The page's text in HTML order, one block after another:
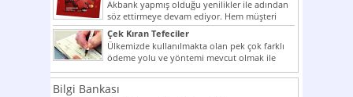
Akbank yapmış olduğu yenilikler ile adından
söz ettirmeye devam ediyor. Hem müşteri
potansiyelini arttırmak hem...
Çek Kıran Tefeciler
Ülkemizde kullanılmakta olan pek çok farklı
ödeme yolu ve yöntemi mevcut olmak ile
beraber bunlar...
Bilgi Bankası